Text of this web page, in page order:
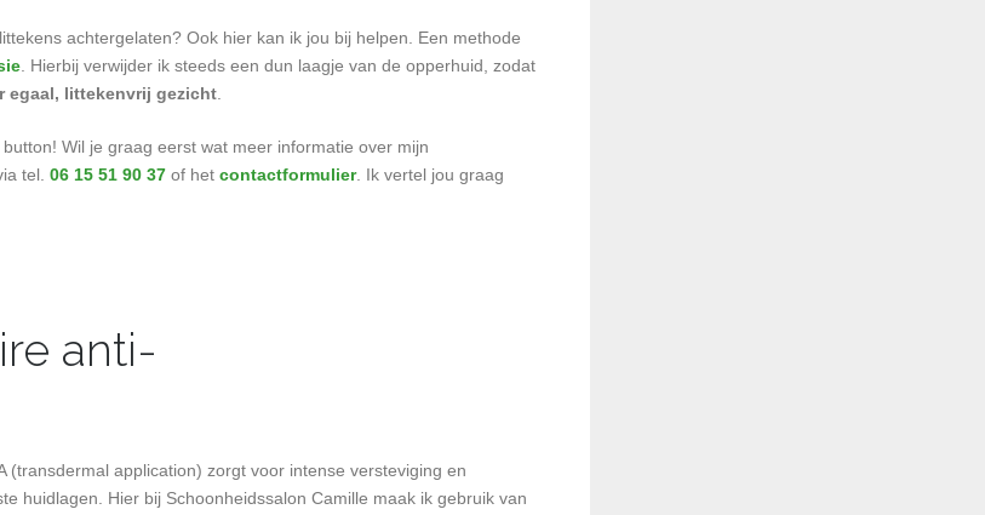
achtergelaten? Ook hier kan ik jou bij helpen. Een methode
. Hierbij verwijder ik steeds een dun laagje van de opperhuid, zodat
egaal, littekenvrij gezicht.
Wil je graag eerst wat meer informatie over mijn
tel. 06 15 51 90 37 of het contactformulier. Ik vertel jou graag
anti-
application) zorgt voor intense versteviging en
huidlagen. Hier bij Schoonheidssalon Camille maak ik gebruik van